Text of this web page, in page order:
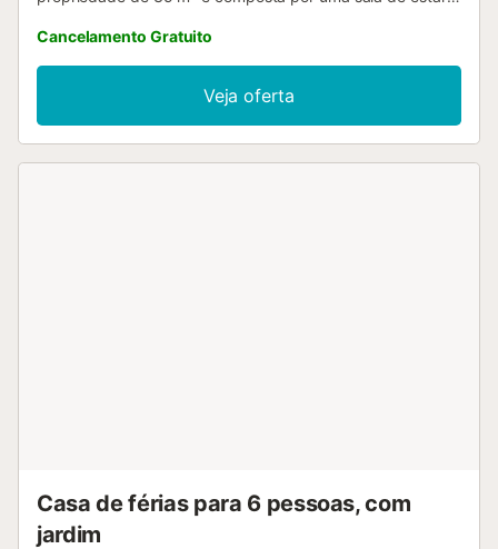
banho e pode, portanto, acomodar 2 pessoas. As
comodidades adicionais incluem Wi-Fi, uma televisão, uma
ventoinha, uma máquina de lavar roupa e uma máquina de
secar roupa. Um berço também está disponível. Este
alojamento não dispõe de: ar condicionado. Desfrute do
Cancelamento Gratuito
Veja oferta
Casa de férias para 6 pessoas, com
jardim